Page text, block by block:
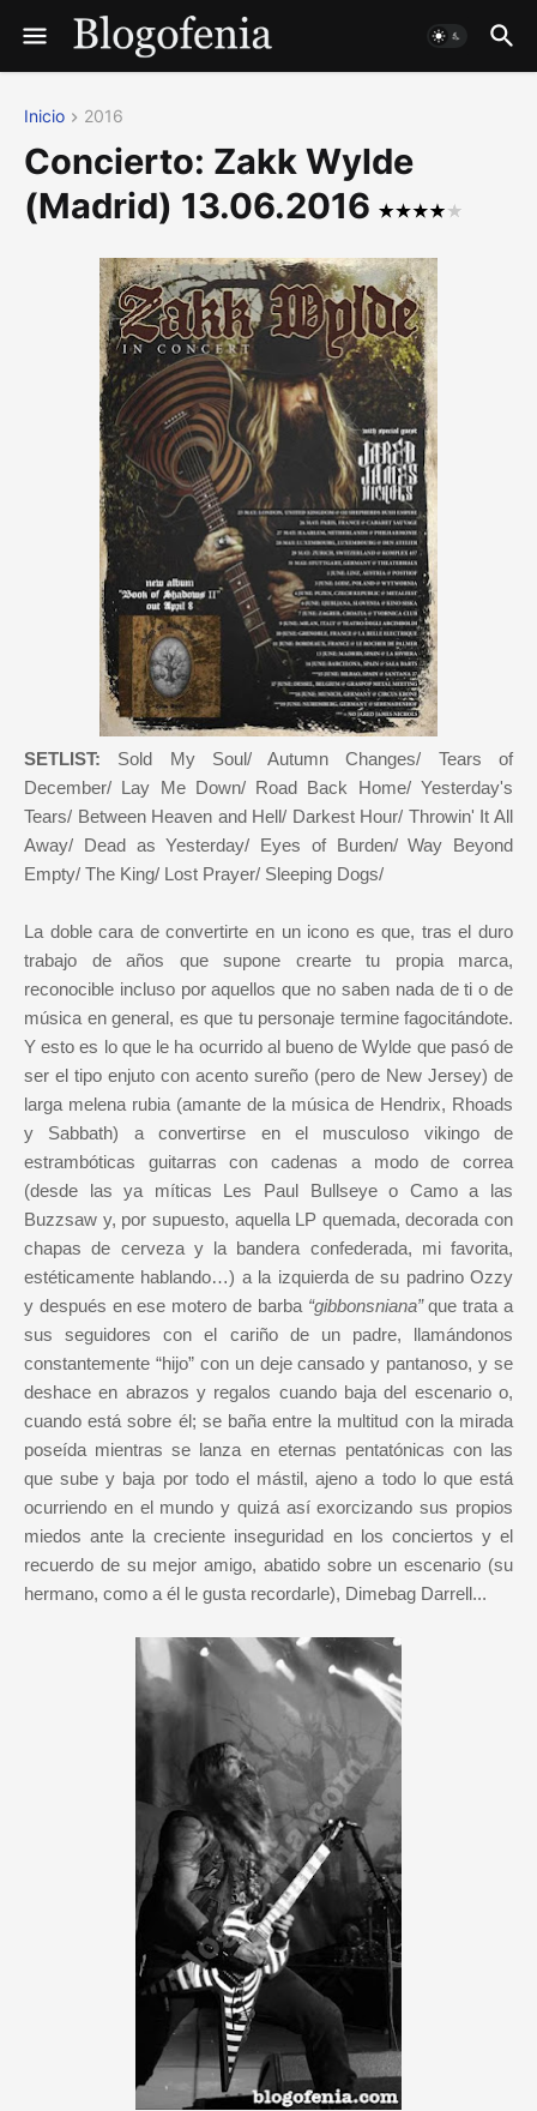
Inicio 2016
Concierto: Zakk Wylde
(Madrid) 13.06.2016
SETLIST: Sold My Soul/ Autumn Changes/ Tears of
December/ Lay Me Down/ Road Back Home/ Yesterday's
Tears/ Between Heaven and Hell/ Darkest Hour/ Throwin' It All
Away/ Dead as Yesterday/ Eyes of Burden/ Way Beyond
Empty/ The King/ Lost Prayer/ Sleeping Dogs/
La doble cara de convertirte en un icono es que, tras el duro
trabajo de años que supone crearte tu propia marca,
reconocible incluso por aquellos que no saben nada de ti o de
música en general, es que tu personaje termine fagocitándote.
Y esto es lo que le ha ocurrido al bueno de Wylde que pasó de
ser el tipo enjuto con acento sureño (pero de New Jersey) de
larga melena rubia (amante de la música de Hendrix, Rhoads
y Sabbath) a convertirse en el musculoso vikingo de
estrambóticas guitarras con cadenas a modo de correa
(desde las ya míticas Les Paul Bullseye o Camo a las
Buzzsaw y, por supuesto, aquella LP quemada, decorada con
chapas de cerveza y la bandera confederada, mi favorita,
estéticamente hablando…) a la izquierda de su padrino Ozzy
y después en ese motero de barba “gibbonsniana”que trata a
sus seguidores con el cariño de un padre, llamándonos
constantemente “hijo” con un deje cansado y pantanoso, y se
deshace en abrazos y regalos cuando baja del escenario o,
cuando está sobre él; se baña entre la multitud con la mirada
poseída mientras se lanza en eternas pentatónicas con las
que sube y baja por todo el mástil, ajeno a todo lo que está
ocurriendo en el mundo y quizá así exorcizando sus propios
miedos ante la creciente inseguridad en los conciertos y el
recuerdo de su mejor amigo, abatido sobre un escenario (su
hermano, como a él le gusta recordarle), Dimebag Darrell...